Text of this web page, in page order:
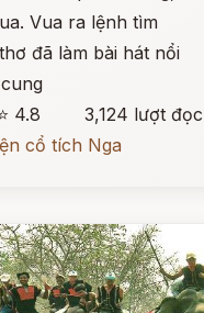
Vua ra lệnh tìm
đã làm bài hát nổi
4.8
3,124 lượt đọc
cổ tích Nga